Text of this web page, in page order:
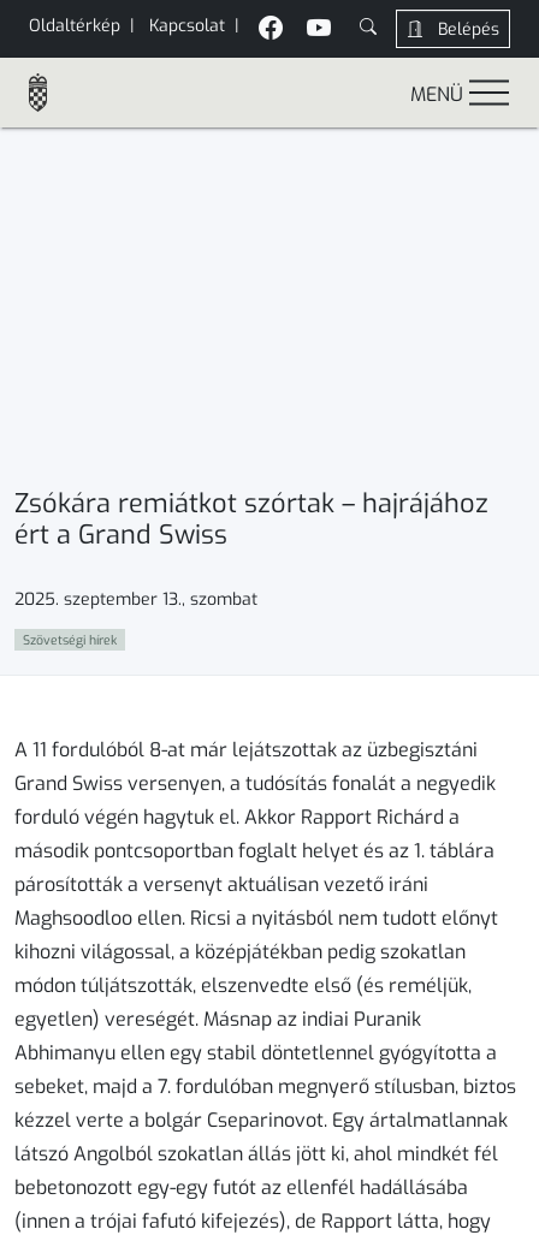
Oldaltérkép | Kapcsolat | Belépés
MENÜ
Zsókára remiátkot szórtak – hajrájához
ért a Grand Swiss
2025. szeptember 13., szombat
Szövetségi hírek
A 11 fordulóból 8-at már lejátszottak az üzbegisztáni
Grand Swiss versenyen, a tudósítás fonalát a negyedik
forduló végén hagytuk el. Akkor Rapport Richárd a
második pontcsoportban foglalt helyet és az 1. táblára
párosították a versenyt aktuálisan vezető iráni
Maghsoodloo ellen. Ricsi a nyitásból nem tudott előnyt
kihozni világossal, a középjátékban pedig szokatlan
módon túljátszották, elszenvedte első (és reméljük,
egyetlen) vereségét. Másnap az indiai Puranik
Abhimanyu ellen egy stabil döntetlennel gyógyította a
sebeket, majd a 7. fordulóban megnyerő stílusban, biztos
kézzel verte a bolgár Cseparinovot. Egy ártalmatlannak
látszó Angolból szokatlan állás jött ki, ahol mindkét fél
bebetonozott egy-egy futót az ellenfél hadállásába
(innen a trójai fafutó kifejezés), de Rapport látta, hogy